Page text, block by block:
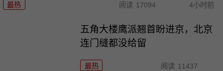
最热 阅读 17094 4小时前
五角大楼鹰派翘首盼进京，北京
连门缝都没给留
最热 阅读 11437